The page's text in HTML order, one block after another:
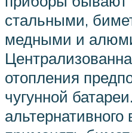
стальными,
медными и
отопления
чугунной